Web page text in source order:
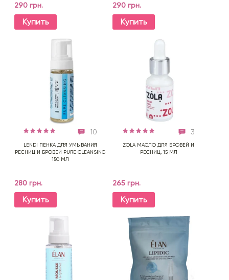
290 грн.
Купить
290 грн.
Купить
10
LENDI ПЕНКА ДЛЯ УМЫВАНИЯ
РЕСНИЦ И БРОВЕЙ PURE CLEANSING
150 МЛ
280 грн.
Купить
3
ZOLA МАСЛО ДЛЯ БРОВЕЙ И
РЕСНИЦ, 15 МЛ
265 грн.
Купить